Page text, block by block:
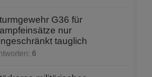
G36 für
nur
tauglich
6